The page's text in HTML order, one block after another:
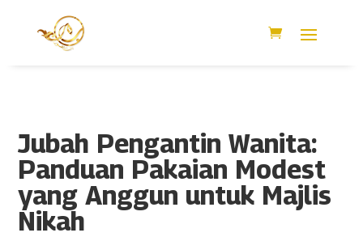
Jubah Pengantin Wanita:
Panduan Pakaian Modest
yang Anggun untuk Majlis
Nikah